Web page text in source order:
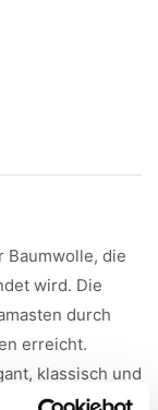
Baumwolle, die
wird. Die
durch
erreicht.
klassisch und